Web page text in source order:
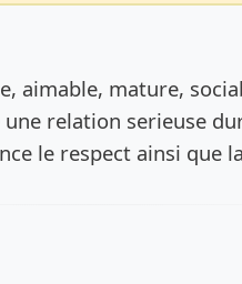
aimable, mature,
relation serieuse
le respect ainsi que